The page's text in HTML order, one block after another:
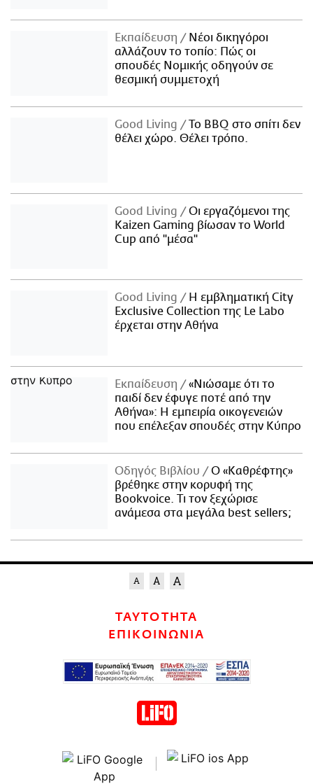
Εκπαίδευση
Νέοι δικηγόροι
αλλάζουν το τοπίο: Πώς οι
σπουδές Νομικής οδηγούν σε
θεσμική συμμετοχή
Good Living
Το BBQ στο σπίτι δεν
θέλει χώρο. Θέλει τρόπο.
Good Living
Οι εργαζόμενοι της
Kaizen Gaming βίωσαν το World
Cup από "μέσα"
Good Living
Η εμβληματική City
Exclusive Collection της Le Labo
έρχεται στην Αθήνα
Εκπαίδευση
«Νιώσαμε ότι το
παιδί δεν έφυγε ποτέ από την
Αθήνα»: Η εμπειρία οικογενειών
που επέλεξαν σπουδές στην Κύπρο
Οδηγός Βιβλίου
Ο «Καθρέφτης»
βρέθηκε στην κορυφή της
Bookvoice. Τι τον ξεχώρισε
ανάμεσα στα μεγάλα best sellers;
ΤΑΥΤΟΤΗΤΑ
ΕΠΙΚΟΙΝΩΝΙΑ